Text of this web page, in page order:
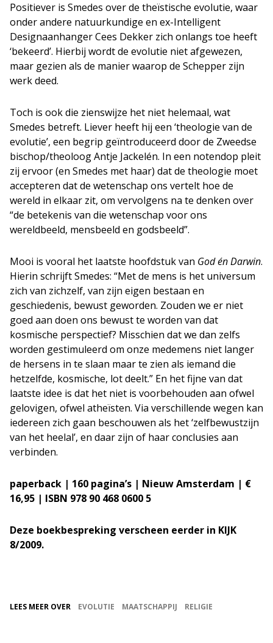
Positiever is Smedes over de theïstische evolutie, waar
onder andere natuurkundige en ex-Intelligent
Designaanhanger Cees Dekker zich onlangs toe heeft
‘bekeerd’. Hierbij wordt de evolutie niet afgewezen,
maar gezien als de manier waarop de Schepper zijn
werk deed.
Toch is ook die zienswijze het niet helemaal, wat
Smedes betreft. Liever heeft hij een ‘theologie van de
evolutie’, een begrip geïntroduceerd door de Zweedse
bischop/theoloog Antje Jackelén. In een notendop pleit
zij ervoor (en Smedes met haar) dat de theologie moet
accepteren dat de wetenschap ons vertelt hoe de
wereld in elkaar zit, om vervolgens na te denken over
“de betekenis van die wetenschap voor ons
wereldbeeld, mensbeeld en godsbeeld”.
Mooi is vooral het laatste hoofdstuk van God én Darwin.
Hierin schrijft Smedes: “Met de mens is het universum
zich van zichzelf, van zijn eigen bestaan en
geschiedenis, bewust geworden. Zouden we er niet
goed aan doen ons bewust te worden van dat
kosmische perspectief? Misschien dat we dan zelfs
worden gestimuleerd om onze medemens niet langer
de hersens in te slaan maar te zien als iemand die
hetzelfde, kosmische, lot deelt.” En het fijne van dat
laatste idee is dat het niet is voorbehouden aan ofwel
gelovigen, ofwel atheïsten. Via verschillende wegen kan
iedereen zich gaan beschouwen als het ‘zelfbewustzijn
van het heelal’, en daar zijn of haar conclusies aan
verbinden.
paperback | 160 pagina’s | Nieuw Amsterdam | €
16,95 | ISBN 978 90 468 0600 5
Deze boekbespreking verscheen eerder in KIJK
8/2009.
LEES MEER OVER EVOLUTIE MAATSCHAPPIJ RELIGIE